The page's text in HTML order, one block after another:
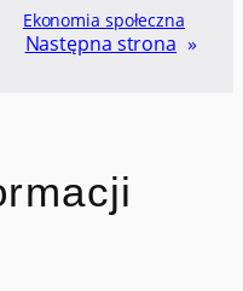
Ekonomia społeczna
Następna strona »